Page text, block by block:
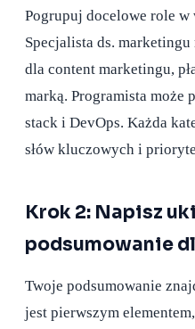
Pogrupuj docelowe role
Specjalista ds.
dla content marketingu,
marką. Programista może
stack i DevOps. Każda
słów kluczowych i
Krok 2: Napisz
podsumowanie
Twoje podsumowanie
jest pierwszym